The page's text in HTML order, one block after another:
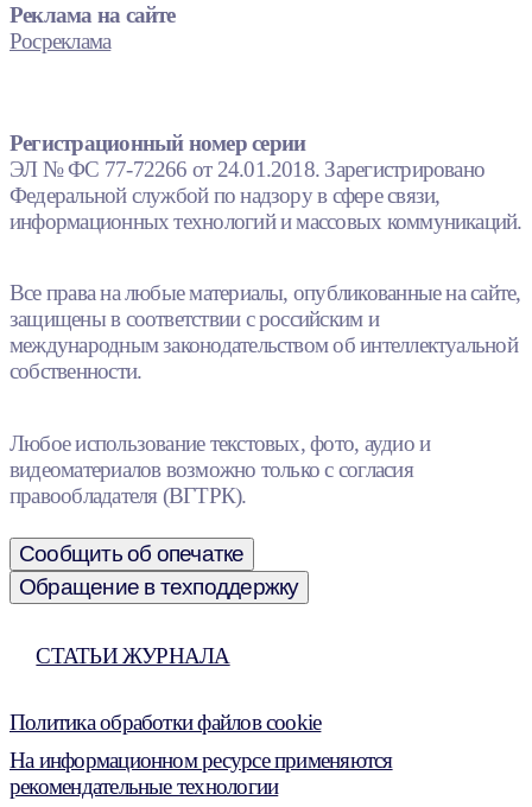
Реклама на сайте
Росреклама
Регистрационный номер серии
ЭЛ № ФС 77-72266 от 24.01.2018. Зарегистрировано
Федеральной службой по надзору в сфере связи,
информационных технологий и массовых коммуникаций.
Все права на любые материалы, опубликованные на сайте,
защищены в соответствии с российским и
международным законодательством об интеллектуальной
собственности.
Любое использование текстовых, фото, аудио и
видеоматериалов возможно только с согласия
правообладателя (ВГТРК).
Сообщить об опечатке
Обращение в техподдержку
СТАТЬИ ЖУРНАЛА
Политика обработки файлов cookie
На информационном ресурсе применяются
рекомендательные технологии